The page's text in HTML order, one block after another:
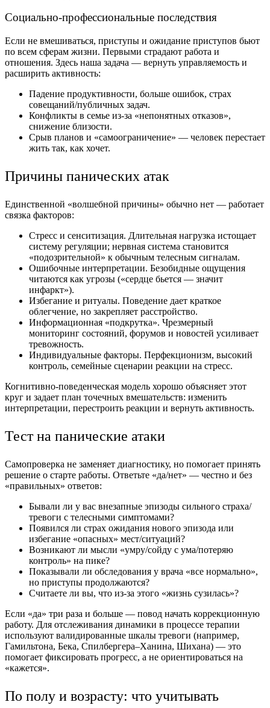
Социально-профессиональные последствия
Если не вмешиваться, приступы и ожидание приступов бьют
по всем сферам жизни. Первыми страдают работа и
отношения. Здесь наша задача — вернуть управляемость и
расширить активность:
Падение продуктивности, больше ошибок, страх
совещаний/публичных задач.
Конфликты в семье из-за «непонятных отказов»,
снижение близости.
Срыв планов и «самоограничение» — человек перестает
жить так, как хочет.
Причины панических атак
Единственной «волшебной причины» обычно нет — работает
связка факторов:
Стресс и сенситизация. Длительная нагрузка истощает
систему регуляции; нервная система становится
«подозрительной» к обычным телесным сигналам.
Ошибочные интерпретации. Безобидные ощущения
читаются как угрозы («сердце бьется — значит
инфаркт»).
Избегание и ритуалы. Поведение дает краткое
облегчение, но закрепляет расстройство.
Информационная «подкрутка». Чрезмерный
мониторинг состояний, форумов и новостей усиливает
тревожность.
Индивидуальные факторы. Перфекционизм, высокий
контроль, семейные сценарии реакции на стресс.
Когнитивно-поведенческая модель хорошо объясняет этот
круг и задает план точечных вмешательств: изменить
интерпретации, перестроить реакции и вернуть активность.
Тест на панические атаки
Самопроверка не заменяет диагностику, но помогает принять
решение о старте работы. Ответьте «да/нет» — честно и без
«правильных» ответов:
Бывали ли у вас внезапные эпизоды сильного страха/
тревоги с телесными симптомами?
Появился ли страх ожидания нового эпизода или
избегание «опасных» мест/ситуаций?
Возникают ли мысли «умру/сойду с ума/потеряю
контроль» на пике?
Показывали ли обследования у врача «все нормально»,
но приступы продолжаются?
Считаете ли вы, что из-за этого «жизнь сузилась»?
Если «да» три раза и больше — повод начать коррекционную
работу. Для отслеживания динамики в процессе терапии
используют валидированные шкалы тревоги (например,
Гамильтона, Бека, Спилбергера–Ханина, Шихана) — это
помогает фиксировать прогресс, а не ориентироваться на
«кажется».
По полу и возрасту: что учитывать